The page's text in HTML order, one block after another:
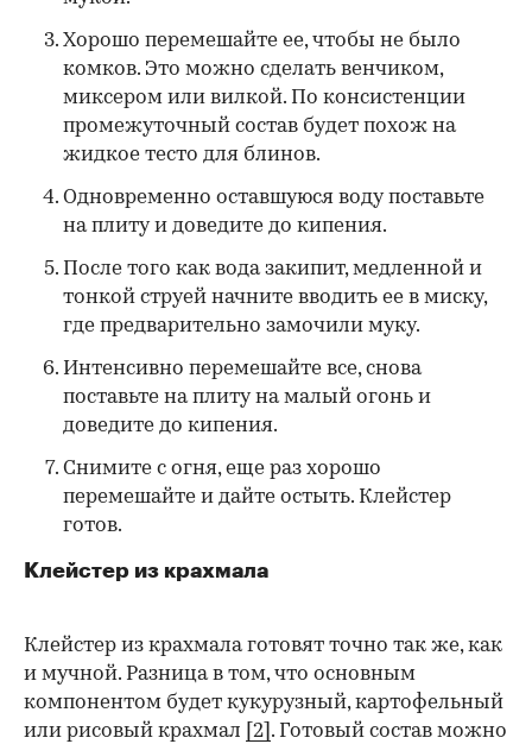
Хорошо перемешайте ее, чтобы не было
комков. Это можно сделать венчиком,
миксером или вилкой. По консистенции
промежуточный состав будет похож на
жидкое тесто для блинов.
Одновременно оставшуюся воду поставьте
на плиту и доведите до кипения.
После того как вода закипит, медленной и
тонкой струей начните вводить ее в миску,
где предварительно замочили муку.
Интенсивно перемешайте все, снова
поставьте на плиту на малый огонь и
доведите до кипения.
Снимите с огня, еще раз хорошо
перемешайте и дайте остыть. Клейстер
готов.
Клейстер из крахмала
Клейстер из крахмала готовят точно так же, как
и мучной. Разница в том, что основным
компонентом будет кукурузный, картофельный
или рисовый крахмал
[2] . Готовый состав можно